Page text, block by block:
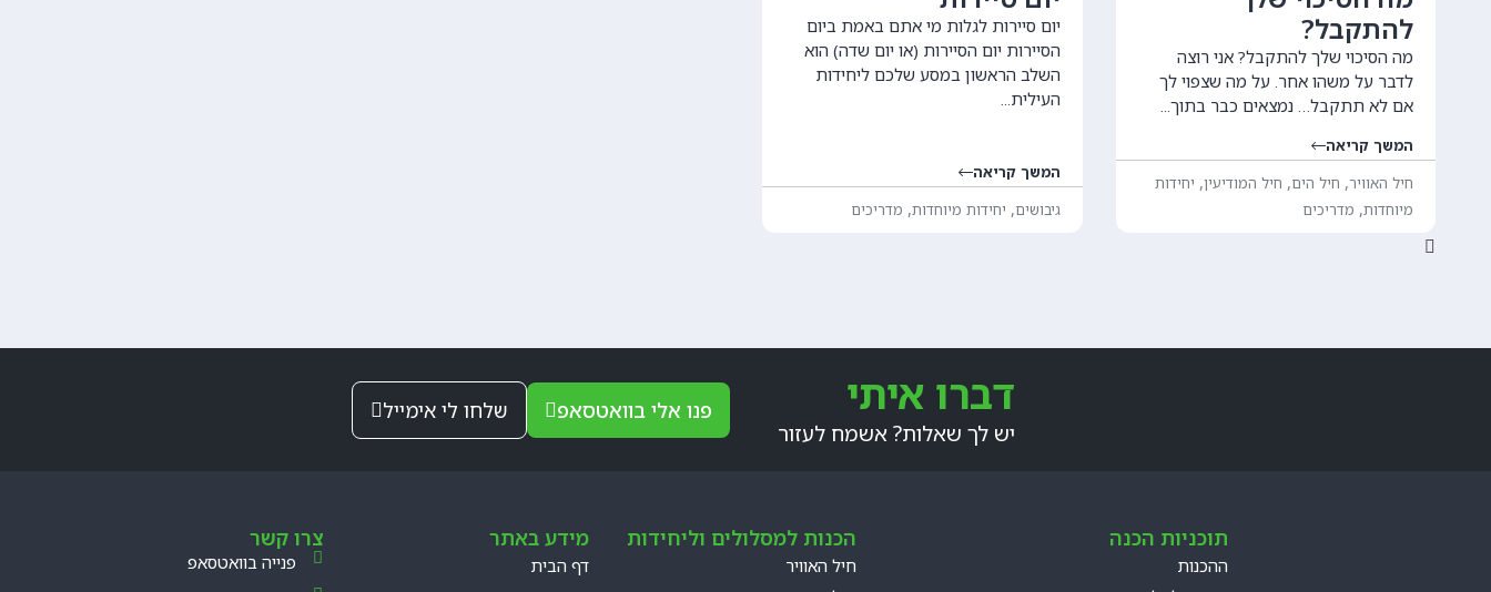
להתקבל?
מה הסיכוי שלך להתקבל? אני רוצה
לדבר על משהו אחר. על מה שצפוי לך
אם לא תתקבל… נמצאים כבר בתוך...
המשך קריאה
חיל האוויר, חיל הים, חיל המודיעין, יחידות
מיוחדות, מדריכים
יום סיירות לגלות מי אתם באמת ביום
הסיירות יום הסיירות (או יום שדה) הוא
השלב הראשון במסע שלכם ליחידות
העילית...
המשך קריאה
גיבושים, יחידות מיוחדות, מדריכים
דברו איתי
יש לך שאלות? אשמח לעזור
פנו אלי בוואטסאפ שלחו לי אימייל
תוכניות הכנה
ההכנות
הכנות למסלולים וליחידות
חיל האוויר
מידע באתר
דף הבית
צרו קשר
פנייה בוואטסאפ